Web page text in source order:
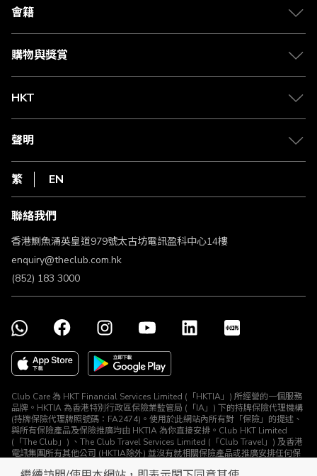
合作夥伴
媒體中心
會籍
會籍及專屬禮遇
賺取積分
購物與獎賞
物流與配送
Club Shopping 商品領取站
常見問題
HKT
csl.
1010
HKT
聲明
私隱聲明
使用條款
條款及細則
不歧視及不騷擾聲明
認可牌照及通告
繁 EN
聯絡我們
香港鰂魚涌英皇道979號太古坊電訊盈科中心14樓
enquiry@theclub.com.hk
(852) 183 3000
Club Care 為 HKT Financial Services Limited (「HKTIA」) 所經營的一個服務
品牌。HKTIA 為香港特別行政區保險業監管局 (「IA」) 下的持牌保險代理機構
(持牌保險代理牌照號碼：FA2474)。使用於此網站內所有對「保險」的提述、
與所有保險產品及保險推廣均由 HKTIA 為你直接安排。Club HKT Limited
(「The Club」) 、The Club Travel Services Limited (「Club Travel」) 及香港
電訊集團所有其他公司 (HKTIA除外) 並沒有就相關保險產品或推廣安排任何保